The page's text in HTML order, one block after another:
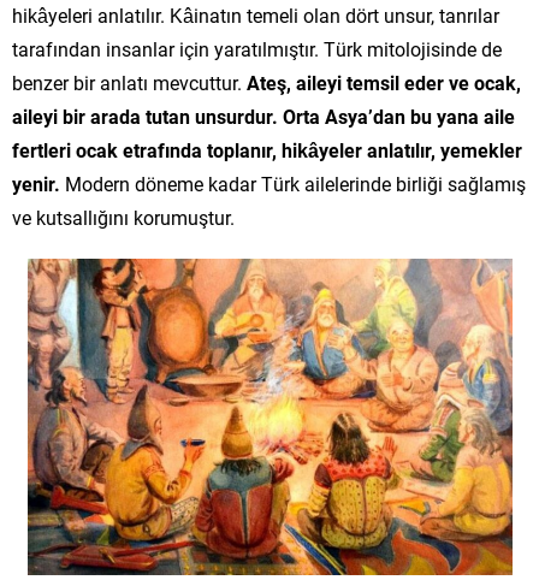
hikâyeleri anlatılır. Kâinatın temeli olan dört unsur, tanrılar
tarafından insanlar için yaratılmıştır. Türk mitolojisinde de
benzer bir anlatı mevcuttur. Ateş, aileyi temsil eder ve ocak,
aileyi bir arada tutan unsurdur. Orta Asya’dan bu yana aile
fertleri ocak etrafında toplanır, hikâyeler anlatılır, yemekler
yenir. Modern döneme kadar Türk ailelerinde birliği sağlamış
ve kutsallığını korumuştur.